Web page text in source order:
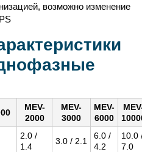
возможно изменение
MEV-
2000
MEV-
3000
MEV-
6000
2.0 /
1.4
3.0 / 2.1
6.0 /
4.2
10.0
7.0